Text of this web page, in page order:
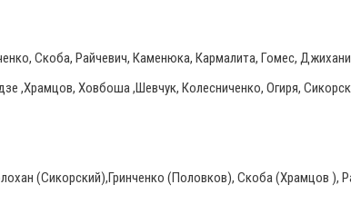
Скоба, Райчевич, Каменюка, Кармалита, Гомес,
,Храмцов, Ховбоша ,Шевчук, Колесниченко, Огиря,
(Сикорский),Гринченко (Половков), Скоба (Храмцов ),